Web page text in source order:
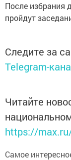
После избрания
пройдут
Следите за
Telegram-
Читайте
https://
Самое